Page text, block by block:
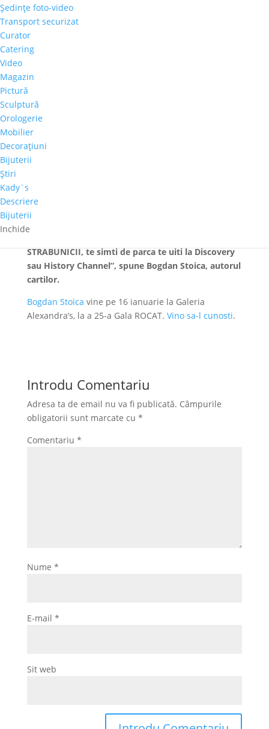
Şedinţe foto-video
Transport securizat
Curator
Catering
Video
Magazin
Pictură
Sculptură
Orologerie
Mobilier
Decoraţiuni
Bijuterii
Ştiri
Kady`s
Descriere
Bijuterii
Inchide
exemplu, se numea
include cele mai importante pasaje din manualele
de schi ale vremii, informații despre echipamentul
folosit atunci, detalii despre implicarea familiei
iarnă, informații despre cum și unde se cazau,
mâncau și se distrau cei care schiau, plus o mulțime
de fotografii de epocă pe care nu o să le găsiți
niciodată pe internet.
Colectia STRABUNICII reuneste cinci carti de
vacanta destinate celor ce vor lecturi usoare despre
cretin-dogmatica, si varianta de pe wikipedia,
STRABUNICII, te simti de parca te uiti la Discovery
sau History Channel”, spune Bogdan Stoica, autorul
cartilor.
Bogdan Stoica vine pe 16 ianuarie la Galeria
Alexandra’s, la a 25-a Gala ROCAT. Vino sa-l cunosti.
Introdu Comentariu
Adresa ta de email nu va fi publicată. Câmpurile
obligatorii sunt marcate cu *
Comentariu *
Nume *
E-mail *
Sit web